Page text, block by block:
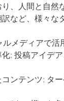
り、人間と自
など、様々な
メディアで活
: 投稿アイデ
ンテンツ: タ